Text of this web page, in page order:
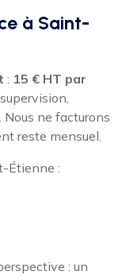
à Saint-
: 15 € HT par
ne facturons
reste mensuel.
Étienne :
: un